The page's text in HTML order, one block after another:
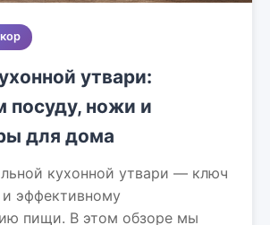
утвари:
посуду, ножи и
для дома
кухонной утвари — ключ
эффективному
пищи. В этом обзоре мы